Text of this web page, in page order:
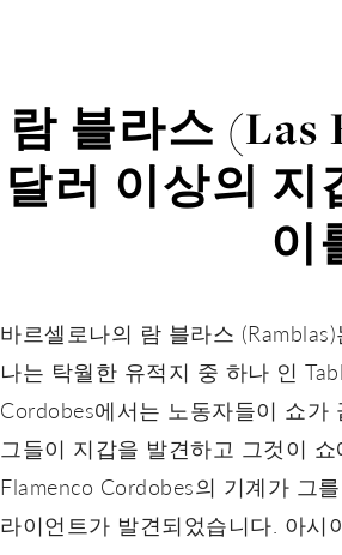
람 블라스 (Las
달러 이상의 지
이
바르셀로나의 람 블라스
나는 탁월한 유적지 중 하나 인
Cordobes에서는 노동자들이 쇼가
그들이 지갑을 발견하고 그것이
Flamenco Cordobes의 기계가 그
라이언트가 발견되었습니다. 아